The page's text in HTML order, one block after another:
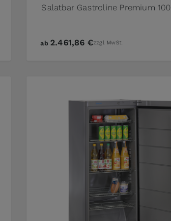
Salatbar Gastroline Premium 100
ab 2.461,86 €zzgl. MwSt.